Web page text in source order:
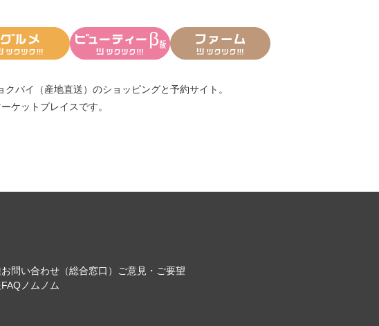
クバイ（産地直送） のショッピングと予約サイト。
ケットプレイスです。
問い合わせ（総合窓口） ご意見・ご要望
FAQノムノム